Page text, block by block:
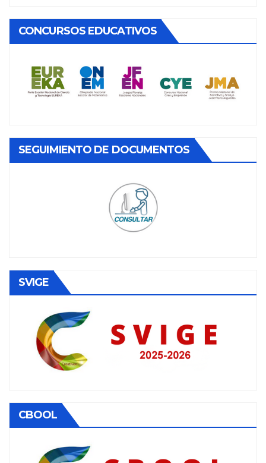
CONCURSOS EDUCATIVOS
SEGUIMIENTO DE DOCUMENTOS
SVIGE
CBOOL